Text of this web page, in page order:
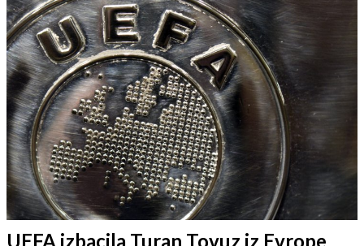
UEFA izbacila Turan Tovuz iz Evrope